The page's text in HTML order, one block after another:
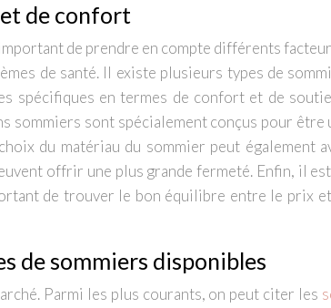
de confort
de prendre en compte différents
de santé. Il existe plusieurs types de
spécifiques en termes de confort et de
sommiers sont spécialement conçus pour
du matériau du sommier peut
offrir une plus grande fermeté. Enfin, il
de trouver le bon équilibre entre le prix
de sommiers disponibles
Parmi les plus courants, on peut citer les